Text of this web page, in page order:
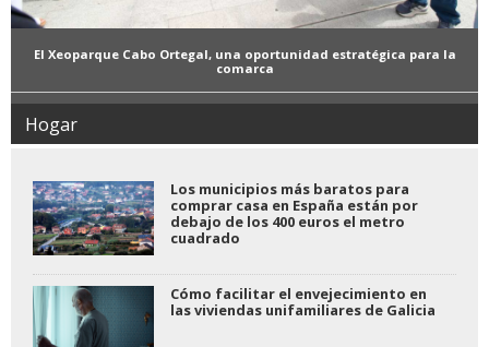
El Xeoparque Cabo Ortegal, una oportunidad estratégica para la
comarca
Hogar
Los municipios más baratos para
comprar casa en España están por
debajo de los 400 euros el metro
cuadrado
Cómo facilitar el envejecimiento en
las viviendas unifamiliares de Galicia